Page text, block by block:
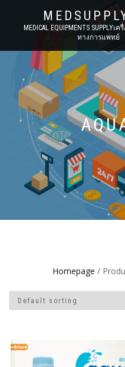
MEDICAL EQUIPMENTS SUPPLY
ทางการแพทย์
Homepage /